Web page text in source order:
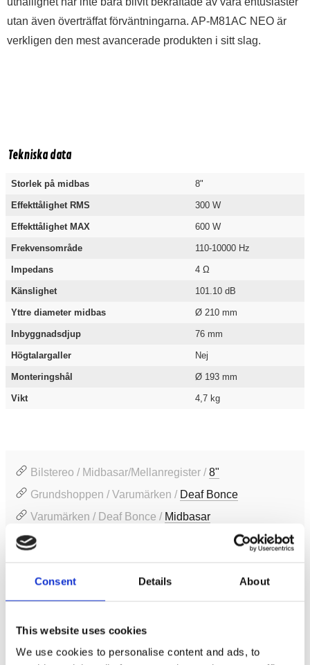
Consent Details About
This website uses cookies
We use cookies to personalise content and ads, to
utan även överträffat förväntningarna. AP-M81AC NEO är
verkligen den mest avancerade produkten i sitt slag.
Tekniska data
Storlek på midbas 8"
Effekttålighet RMS 300 W
Effekttålighet MAX 600 W
Frekvensområde 110-10000 Hz
Impedans 4 Ω
Känslighet 101.10 dB
Yttre diameter midbas Ø 210 mm
Inbyggnadsdjup 76 mm
Högtalargaller Nej
Monteringshål Ø 193 mm
Vikt 4,7 kg
Bilstereo / Midbasar/Mellanregister /8"
Grundshoppen / Varumärken / Deaf Bonce
Varumärken / Deaf Bonce / Midbasar
Grundshoppen / Bilstereo /
Midbasar/Mellanregister
MPN: AP-M81AC NEO